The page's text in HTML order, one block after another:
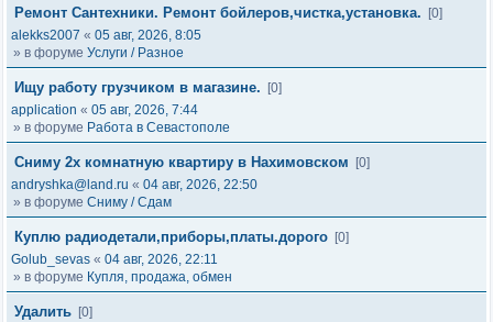
Ремонт Сантехники. Ремонт бойлеров,чистка,установка.
[0]
alekks2007 « 05 авг, 2026, 8:05
» в форуме Услуги / Разное
Ищу работу грузчиком в магазине.
[0]
application « 05 авг, 2026, 7:44
» в форуме Работа в Севастополе
Сниму 2х комнатную квартиру в Нахимовском
[0]
andryshka@land.ru « 04 авг, 2026, 22:50
» в форуме Сниму / Сдам
Куплю радиодетали,приборы,платы.дорого [0]
Golub_sevas « 04 авг, 2026, 22:11
» в форуме Купля, продажа, обмен
Удалить [0]